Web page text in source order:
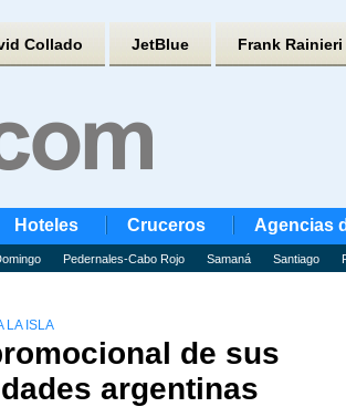
Collado JetBlue Frank Rainieri
Hoteles Cruceros Agencias
Pedernales-Cabo Rojo Samaná Santiago
LA ISLA
de sus
argentinas